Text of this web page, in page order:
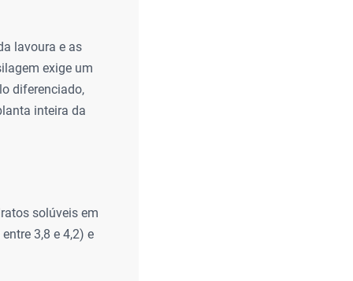
lavoura e as
exige um
diferenciado,
inteira da
solúveis em
3,8 e 4,2) e